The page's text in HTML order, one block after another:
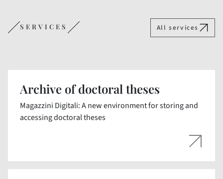
SERVICES All services
Archive of doctoral theses
Magazzini Digitali: A new environment for storing and
accessing doctoral theses